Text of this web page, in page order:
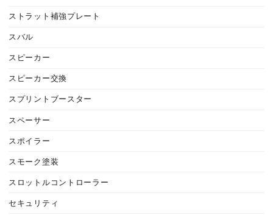
ストラット補強プレート
スバル
スピーカー
スピーカー交換
スプリントブースター
スペーサー
スポイラー
スモーク塗装
スロットルコントローラー
セキュリティ